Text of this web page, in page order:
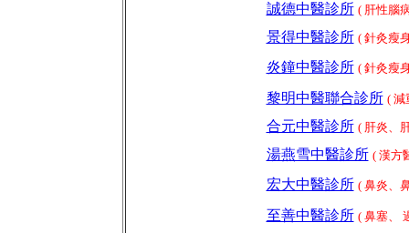
誠德中醫診所 ( 肝性腦
景得中醫診所 ( 針灸瘦
炎鐘中醫診所 ( 針灸瘦
黎明中醫聯合診所 ( 減
合元中醫診所 ( 肝炎、
湯燕雪中醫診所 ( 漢方
宏大中醫診所 ( 鼻炎、
至善中醫診所 ( 鼻塞、